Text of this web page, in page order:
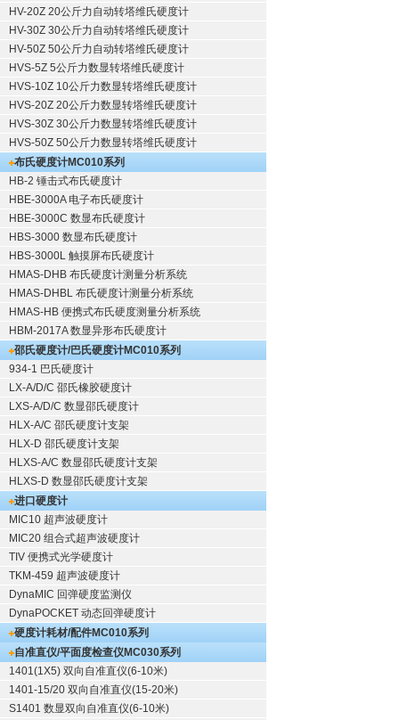
HV-20Z 20公斤力自动转塔维氏硬度计
HV-30Z 30公斤力自动转塔维氏硬度计
HV-50Z 50公斤力自动转塔维氏硬度计
HVS-5Z 5公斤力数显转塔维氏硬度计
HVS-10Z 10公斤力数显转塔维氏硬度计
HVS-20Z 20公斤力数显转塔维氏硬度计
HVS-30Z 30公斤力数显转塔维氏硬度计
HVS-50Z 50公斤力数显转塔维氏硬度计
布氏硬度计MC010系列
HB-2 锤击式布氏硬度计
HBE-3000A 电子布氏硬度计
HBE-3000C 数显布氏硬度计
HBS-3000 数显布氏硬度计
HBS-3000L 触摸屏布氏硬度计
HMAS-DHB 布氏硬度计测量分析系统
HMAS-DHBL 布氏硬度计测量分析系统
HMAS-HB 便携式布氏硬度测量分析系统
HBM-2017A 数显异形布氏硬度计
邵氏硬度计/巴氏硬度计MC010系列
934-1 巴氏硬度计
LX-A/D/C 邵氏橡胶硬度计
LXS-A/D/C 数显邵氏硬度计
HLX-A/C 邵氏硬度计支架
HLX-D 邵氏硬度计支架
HLXS-A/C 数显邵氏硬度计支架
HLXS-D 数显邵氏硬度计支架
进口硬度计
MIC10 超声波硬度计
MIC20 组合式超声波硬度计
TIV 便携式光学硬度计
TKM-459 超声波硬度计
DynaMIC 回弹硬度监测仪
DynaPOCKET 动态回弹硬度计
硬度计耗材/配件MC010系列
自准直仪/平面度检查仪MC030系列
1401(1X5) 双向自准直仪(6-10米)
1401-15/20 双向自准直仪(15-20米)
S1401 数显双向自准直仪(6-10米)